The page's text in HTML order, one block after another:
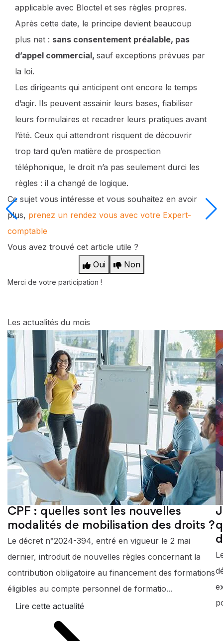
applicable avec Bloctel et ses règles propres.
Après cette date, le principe devient beaucoup
plus net : sans consentement préalable, pas
d’appel commercial, sauf exceptions prévues par
la loi.
Les dirigeants qui anticipent ont encore le temps
d’agir. Ils peuvent assainir leurs bases, fiabiliser
leurs formulaires et recadrer leurs pratiques avant
l’été. Ceux qui attendront risquent de découvrir
trop tard qu’en matière de prospection
téléphonique, le droit n’a pas seulement durci les
règles : il a changé de logique.
Ce sujet vous intéresse et vous souhaitez en avoir
plus, prenez un rendez vous avec votre Expert-
comptable
Vous avez trouvé cet article utile ?
Oui
Non
Merci de votre participation !
Les actualités du mois
CPF : quelles sont les nouvelles
modalités de mobilisation des droits ?
Le décret n°2024-394, entré en vigueur le 2 mai
dernier, introduit de nouvelles règles concernant la
contribution obligatoire au financement des formations
éligibles au compte personnel de formatio...
Lire cette actualité